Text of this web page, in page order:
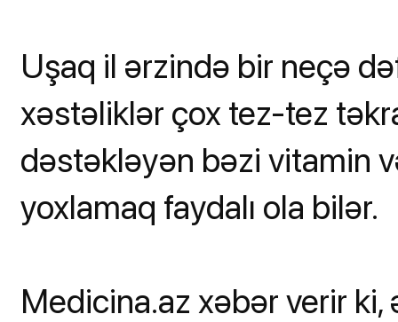
Uşaq il ərzində bir neçə
xəstəliklər çox tez-tez
dəstəkləyən bəzi vitamin
yoxlamaq faydalı ola bilər.
Medicina.az xəbər verir